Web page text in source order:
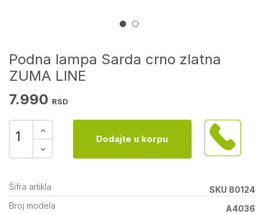
Podna lampa Sarda crno zlatna
ZUMA LINE
7.990 RSD
Dodajte u korpu
Šifra artikla
SKU 80124
Broj modela
A4036